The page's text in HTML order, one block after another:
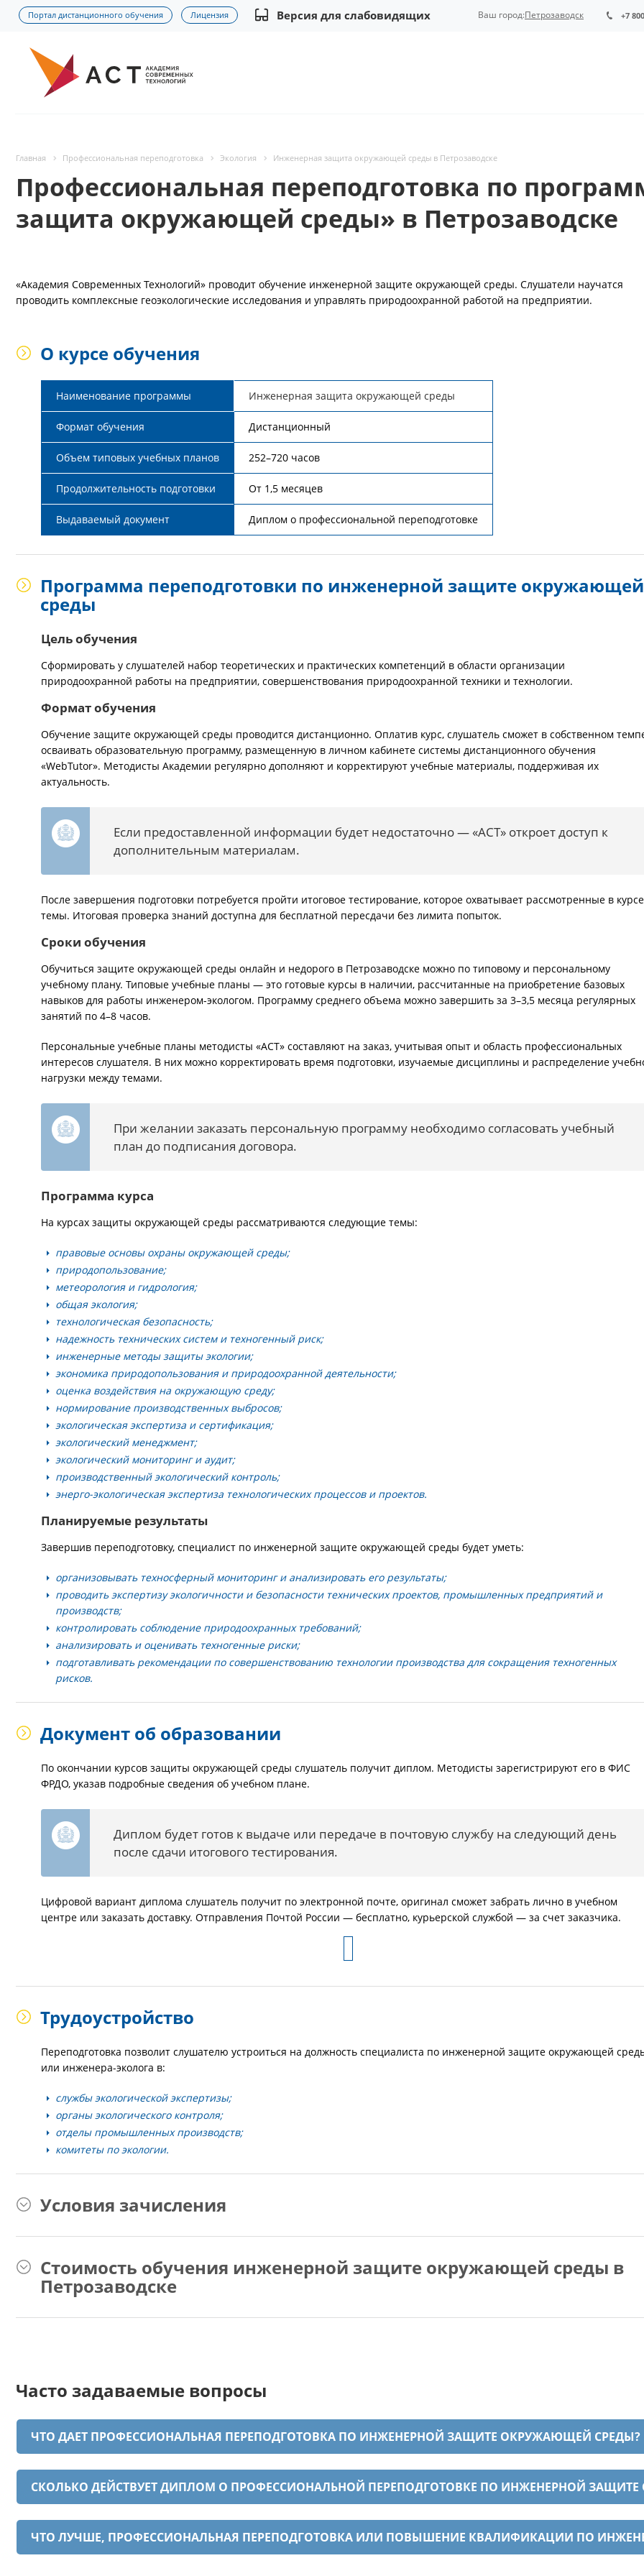
Портал дистанционного обучения Лицензия Версия для слабовидящих +7
Ваш город:Петрозаводск
Главная Профессиональная переподготовка Экология Инженерная защита окружающей среды в Петрозаводске
Профессиональная переподготовка по
защита окружающей среды» в Петрозаводске
«Академия Современных Технологий» проводит обучение инженерной защите окружающей среды. Слушатели научатся
проводить комплексные геоэкологические исследования и управлять природоохранной работой на предприятии.
О курсе обучения
Наименование программы Инженерная защита окружающей среды
Формат обучения Дистанционный
Объем типовых учебных планов 252–720 часов
Продолжительность подготовки От 1,5 месяцев
Выдаваемый документ Диплом о профессиональной переподготовке
Программа переподготовки по инженерной защите окружающей
среды
Цель обучения
Сформировать у слушателей набор теоретических и практических компетенций в области организации
природоохранной работы на предприятии, совершенствования природоохранной техники и технологии.
Формат обучения
Обучение защите окружающей среды проводится дистанционно. Оплатив курс, слушатель сможет в собственном
осваивать образовательную программу, размещенную в личном кабинете системы дистанционного обучения
«WebTutor». Методисты Академии регулярно дополняют и корректируют учебные материалы, поддерживая их
актуальность.
Если предоставленной информации будет недостаточно — «АСТ» откроет доступ к
дополнительным материалам.
После завершения подготовки потребуется пройти итоговое тестирование, которое охватывает рассмотренные в курсе
темы. Итоговая проверка знаний доступна для бесплатной пересдачи без лимита попыток.
Сроки обучения
Обучиться защите окружающей среды онлайн и недорого в Петрозаводске можно по типовому и персональному
учебному плану. Типовые учебные планы — это готовые курсы в наличии, рассчитанные на приобретение базовых
навыков для работы инженером-экологом. Программу среднего объема можно завершить за 3–3,5 месяца регулярных
занятий по 4–8 часов.
Персональные учебные планы методисты «АСТ» составляют на заказ, учитывая опыт и область профессиональных
интересов слушателя. В них можно корректировать время подготовки, изучаемые дисциплины и распределение
нагрузки между темами.
При желании заказать персональную программу необходимо согласовать учебный
план до подписания договора.
Программа курса
На курсах защиты окружающей среды рассматриваются следующие темы:
правовые основы охраны окружающей среды;
природопользование;
метеорология и гидрология;
общая экология;
технологическая безопасность;
надежность технических систем и техногенный риск;
инженерные методы защиты экологии;
экономика природопользования и природоохранной деятельности;
оценка воздействия на окружающую среду;
нормирование производственных выбросов;
экологическая экспертиза и сертификация;
экологический менеджмент;
экологический мониторинг и аудит;
производственный экологический контроль;
энерго-экологическая экспертиза технологических процессов и проектов.
Планируемые результаты
Завершив переподготовку, специалист по инженерной защите окружающей среды будет уметь:
организовывать техносферный мониторинг и анализировать его результаты;
проводить экспертизу экологичности и безопасности технических проектов, промышленных предприятий и
производств;
контролировать соблюдение природоохранных требований;
анализировать и оценивать техногенные риски;
подготавливать рекомендации по совершенствованию технологии производства для сокращения техногенных
рисков.
Документ об образовании
По окончании курсов защиты окружающей среды слушатель получит диплом. Методисты зарегистрируют его в ФИС
ФРДО, указав подробные сведения об учебном плане.
Диплом будет готов к выдаче или передаче в почтовую службу на следующий день
после сдачи итогового тестирования.
Цифровой вариант диплома слушатель получит по электронной почте, оригинал сможет забрать лично в учебном
центре или заказать доставку. Отправления Почтой России — бесплатно, курьерской службой — за счет заказчика.
Трудоустройство
Переподготовка позволит слушателю устроиться на должность специалиста по инженерной защите окружающей
или инженера-эколога в:
службы экологической экспертизы;
органы экологического контроля;
отделы промышленных производств;
комитеты по экологии.
Условия зачисления
Стоимость обучения инженерной защите окружающей среды в
Петрозаводске
Часто задаваемые вопросы
ЧТО ДАЕТ ПРОФЕССИОНАЛЬНАЯ ПЕРЕПОДГОТОВКА ПО ИНЖЕНЕРНОЙ ЗАЩИТЕ ОКРУЖАЮЩЕЙ СРЕДЫ?
СКОЛЬКО ДЕЙСТВУЕТ ДИПЛОМ О ПРОФЕССИОНАЛЬНОЙ ПЕРЕПОДГОТОВКЕ ПО ИНЖЕНЕРНОЙ
ЧТО ЛУЧШЕ, ПРОФЕССИОНАЛЬНАЯ ПЕРЕПОДГОТОВКА ИЛИ ПОВЫШЕНИЕ КВАЛИФИКАЦИИ ПО